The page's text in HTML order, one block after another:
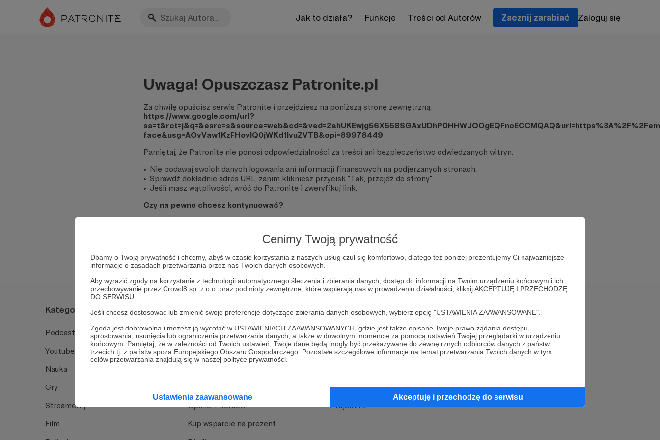
Cenimy Twoją prywatność
Dbamy o Twoją prywatność i chcemy, abyś w czasie korzystania z naszych usług czuł się komfortowo, dlatego też poniżej prezentujemy Ci najważniejsze
informacje o zasadach przetwarzania przez nas Twoich danych osobowych.
Aby wyrazić zgody na korzystanie z technologii automatycznego śledzenia i zbierania danych, dostęp do informacji na Twoim urządzeniu końcowym i ich
przechowywanie przez Crowd8 sp. z o.o. oraz podmioty zewnętrzne, które wspierają nas w prowadzeniu działalności, kliknij AKCEPTUJĘ I PRZECHODZĘ
DO SERWISU.
Jeśli chcesz dostosować lub zmienić swoje preferencje dotyczące zbierania danych osobowych, wybierz opcję "USTAWIENIA ZAAWANSOWANE".
Zgoda jest dobrowolna i możesz ją wycofać w USTAWIENIACH ZAAWANSOWANYCH, gdzie jest także opisane Twoje prawo żądania dostępu,
sprostowania, usunięcia lub ograniczenia przetwarzania danych, a także w dowolnym momencie za pomocą ustawień Twojej przeglądarki w urządzeniu
końcowym. Pamiętaj, że w zależności od Twoich ustawień, Twoje dane będą mogły być przekazywane do zewnętrznych odbiorców danych z państw
trzecich tj. z państw spoza Europejskiego Obszaru Gospodarczego. Pozostałe szczegółowe informacje na temat przetwarzania Twoich danych w tym
celów przetwarzania znajdują się w naszej polityce prywatności.
Ustawienia zaawansowane Akceptuję i przechodzę do serwisu
Jak to działa? Funkcje Treści od Autorów Zacznij zarabiać Zaloguj się
Uwaga! Opuszczasz Patronite.pl
Za chwilę opuścisz serwis Patronite i przejdziesz na poniższą stronę zewnętrzną:
https://www.google.com/url?
face&usg=AOvVaw1KzFHovlQ0jWKd1IvuZVTB&opi=89978449
Pamiętaj, że Patronite nie ponosi odpowiedzialności za treści ani bezpieczeństwo odwiedzanych witryn.
Nie podawaj swoich danych logowania ani informacji finansowych na podjerzanych stronach.
Sprawdź dokładnie adres URL, zanim klikniesz przycisk "Tak, przejdź do strony".
Jeśli masz wątpliwości, wróć do Patronite i zweryfikuj link.
Czy na pewno chcesz kontynuować?
Pozostań na Patronite
Kategorie
Podcast
Youtube
Nauka
Gry
Streamerzy
Film
O Patronite
Jak to działa
Funkcje Patronite
Opinie Twórców
Kup wsparcie na prezent
Dodatkowe produkty
MCN Patronite
Suppi.pl
Zniżki dla Patronów
Projekt AI
Pomoc
FAQ
Kontakt z zespołem Patronite
Rada Naukowa